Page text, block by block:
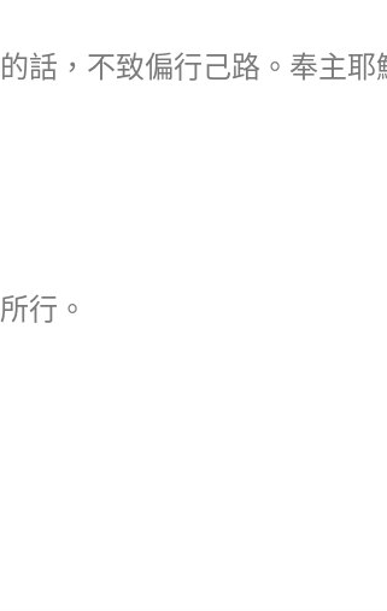
話，不致偏行己路。奉主耶
行。